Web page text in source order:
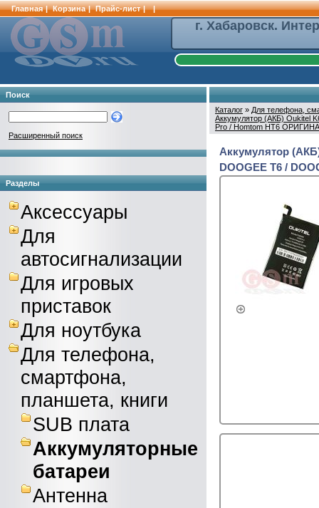
Главная | Корзина | Прайс-лист | |
г. Хабаровск.
Поиск
Расширенный поиск
Разделы
Аксессуары
Для
автосигнализации
Для игровых
приставок
Для ноутбука
Для телефона,
смартфона,
планшета, книги
SUB плата
Аккумуляторные
батареи
Антенна
Каталог » Для телефона,
Аккумулятор (АКБ) Oukitel
Pro / Homtom HT6
Аккумулятор
DOOGEE T6 /